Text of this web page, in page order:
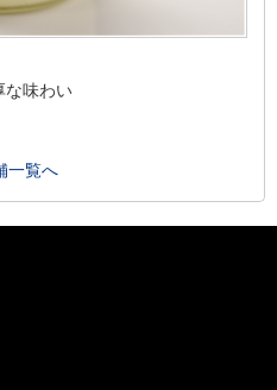
味わい
一覧へ